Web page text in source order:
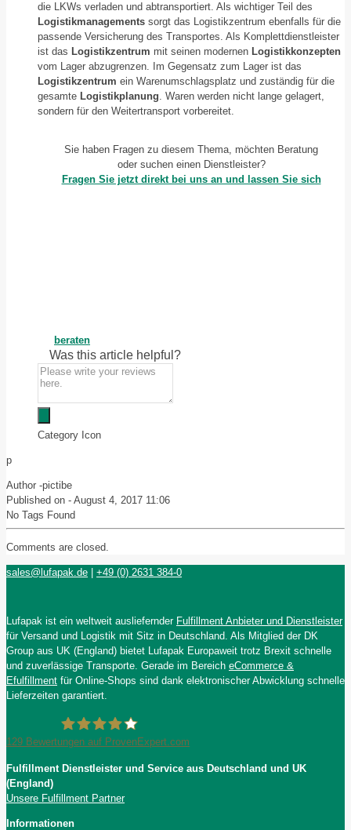
die LKWs verladen und abtransportiert. Als wichtiger Teil des
Logistikmanagements sorgt das Logistikzentrum ebenfalls für die
passende Versicherung des Transportes. Als Komplettdienstleister
ist das Logistikzentrum mit seinen modernen Logistikkonzepten
vom Lager abzugrenzen. Im Gegensatz zum Lager ist das
Logistikzentrum ein Warenumschlagsplatz und zuständig für die
gesamte Logistikplanung. Waren werden nicht lange gelagert,
sondern für den Weitertransport vorbereitet.
Sie haben Fragen zu diesem Thema, möchten Beratung
oder suchen einen Dienstleister?
Fragen Sie jetzt direkt bei uns an und lassen Sie sich
beraten
Was this article helpful?
Category Icon
p
Author -pictibe
Published on - August 4, 2017 11:06
No Tags Found
Comments are closed.
sales@lufapak.de | +49 (0) 2631 384-0
Lufapak ist ein weltweit ausliefernder Fulfillment Anbieter und Dienstleister
für Versand und Logistik mit Sitz in Deutschland. Als Mitglied der DK
Group aus UK (England) bietet Lufapak Europaweit trotz Brexit schnelle
und zuverlässige Transporte. Gerade im Bereich eCommerce &
Efulfillment für Online-Shops sind dank elektronischer Abwicklung schnelle
Lieferzeiten garantiert.
Lufapak GmbH
129 Bewertungen auf ProvenExpert.com
Fulfillment Dienstleister und Service aus Deutschland und UK
(England)
Unsere Fulfillment Partner
Informationen